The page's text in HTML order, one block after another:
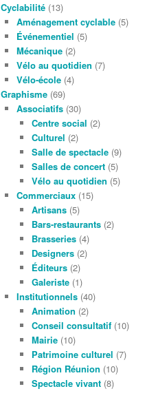
Cyclabilité (13)
Aménagement cyclable(5)
Événementiel (5)
Mécanique(2)
Vélo au quotidien (7)
Vélo-école(4)
Graphisme (69)
Associatifs(30)
Centre social (2)
Culturel (2)
Salle de spectacle (9)
Salles de concert (5)
Vélo au quotidien (5)
Commerciaux(15)
Artisans (5)
Bars-restaurants (2)
Brasseries (4)
Designers (2)
Éditeurs (2)
Galeriste (1)
Institutionnels(40)
Animation (2)
Conseil consultatif (10)
Mairie (10)
Patrimoine culturel (7)
Région Réunion (10)
Spectacle vivant (8)